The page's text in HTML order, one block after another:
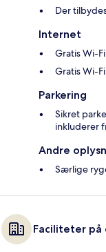
Der
Internet
Gratis Wi-
Gratis Wi-
Parkering
Sikret
inkluderer
Andre
Særlige
Faciliteter